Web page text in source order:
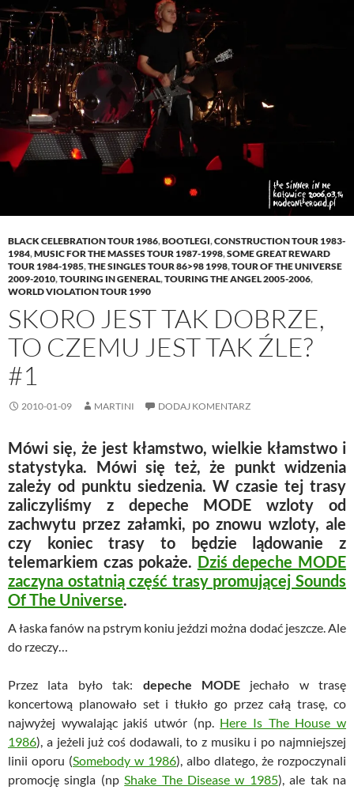
O
p
e
s
i
n
n
e
w
w
i
n
d
o
p
n
s
i
n
n
e
w
w
i
n
d
o
w
)
(
O
p
e
n
s
e
w
w
i
n
d
o
w
e
n
s
e
w
w
i
n
d
w
w
i
n
d
o
w
)
BLACK CELEBRATION TOUR 1986,BOOTLEGI,CONSTRUCTION TOUR 1983-
1984,MUSIC FOR THE MASSES TOUR 1987-1998,SOME GREAT REWARD
TOUR 1984-1985,THE SINGLES TOUR 86>98 1998,TOUR OF THE UNIVERSE
2009-2010,TOURING IN GENERAL,TOURING THE ANGEL 2005-2006,
WORLD VIOLATION TOUR 1990
SKORO JEST TAK DOBRZE,
TO CZEMU JEST TAK ŹLE?
#1
2010-01-09 MARTINI DODAJ KOMENTARZ
Mówi się, że jest kłamstwo, wielkie kłamstwo i
statystyka. Mówi się też, że punkt widzenia
zależy od punktu siedzenia. W czasie tej trasy
zaliczyliśmy z depeche MODE wzloty od
zachwytu przez załamki, po znowu wzloty, ale
czy koniec trasy to będzie lądowanie z
telemarkiem czas pokaże. Dziś depeche MODE
zaczyna ostatnią część trasy promującej Sounds
Of The Universe.
A łaska fanów na pstrym koniu jeździ można dodać jeszcze. Ale
do rzeczy…
Przez lata było tak: depeche MODEjechało w trasę
koncertową planowało set i tłukło go przez całą trasę, co
najwyżej wywalając jakiś utwór (np. Here Is The House w
1986), a jeżeli już coś dodawali, to z musiku i po najmniejszej
linii oporu (Somebody w 1986), albo dlatego, że rozpoczynali
promocję singla (npShake The Disease w 1985), ale tak na